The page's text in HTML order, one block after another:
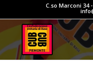
C.so Marconi 34